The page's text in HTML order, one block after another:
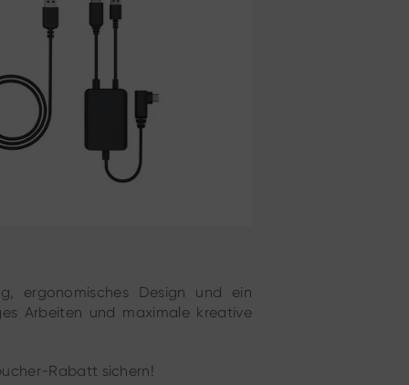
ergonomisches Design und ein
Arbeiten und maximale kreative
Rabatt sichern!